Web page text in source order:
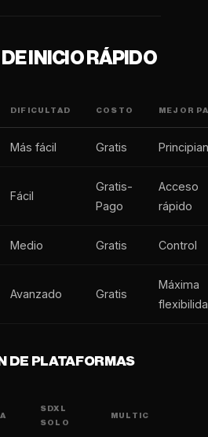
INICIO RÁPIDO
DIFICULTAD COSTO MEJOR
Más fácil Gratis
Fácil
Gratis-
Pago
Acceso
rápido
Medio Gratis Control
Avanzado Gratis
Máxima
DE PLATAFORMAS
SDXL
SOLO
MULTIC